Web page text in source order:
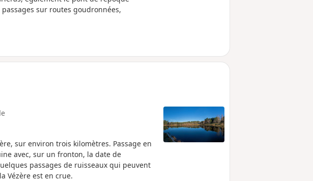
sur routes goudronnées,
sur environ trois kilomètres. Passage en
avec, sur un fronton, la date de
passages de ruisseaux qui peuvent
Vézère est en crue.